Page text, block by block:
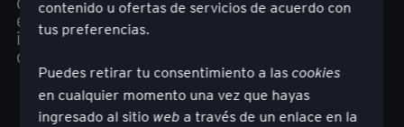
experiencias de cliente diferenciadas y de alto
impacto que agreguen valor a largo plazo al
cliente, a tu organización y a la sociedad.
contenido u ofertas de servicios de acuerdo con
tus preferencias.
Puedes retirar tu consentimiento a lascookies
en cualquier momento una vez que hayas
ingresado al sitio web a través de un enlace en la